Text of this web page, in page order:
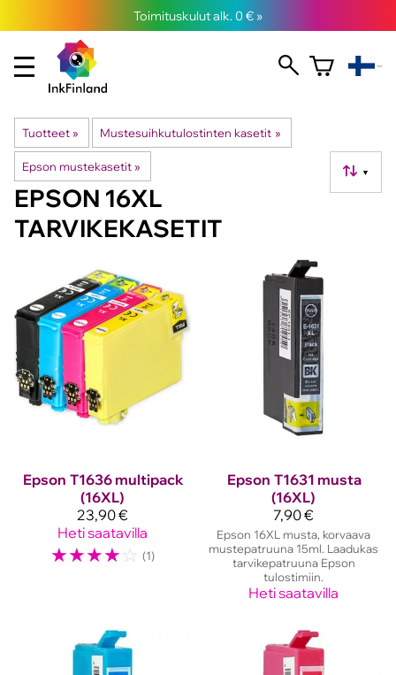
Toimituskulut alk. 0 € »
Tuotteet ‪» Mustesuihkutulostinten kasetit ‪»
Epson mustekasetit ‪» ▼
EPSON 16XL
TARVIKEKASETIT
Epson T1636 multipack
(16XL)
23,90 €
Heti saatavilla
☆☆☆☆☆ (1)
Epson T1631 musta
(16XL)
7,90 €
Epson 16XL musta, korvaava
mustepatruuna 15ml. Laadukas
tarvikepatruuna Epson
tulostimiin.
Heti saatavilla